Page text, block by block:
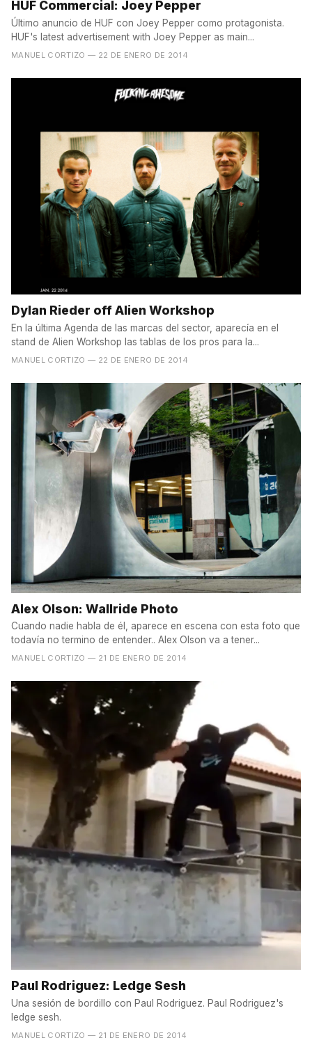
‪HUF Commercial: Joey Pepper
Último anuncio de HUF con Joey Pepper como protagonista.
HUF's latest advertisement with Joey Pepper as main...
MANUEL CORTIZO — 22 DE ENERO DE 2014
Dylan Rieder off Alien Workshop
En la última Agenda de las marcas del sector, aparecía en el
stand de Alien Workshop las tablas de los pros para la...
MANUEL CORTIZO — 22 DE ENERO DE 2014
Alex Olson: Wallride Photo
Cuando nadie habla de él, aparece en escena con esta foto que
todavía no termino de entender.. Alex Olson va a tener...
MANUEL CORTIZO — 21 DE ENERO DE 2014
Paul Rodriguez: Ledge Sesh
Una sesión de bordillo con Paul Rodriguez. Paul Rodriguez's
ledge sesh.
MANUEL CORTIZO — 21 DE ENERO DE 2014